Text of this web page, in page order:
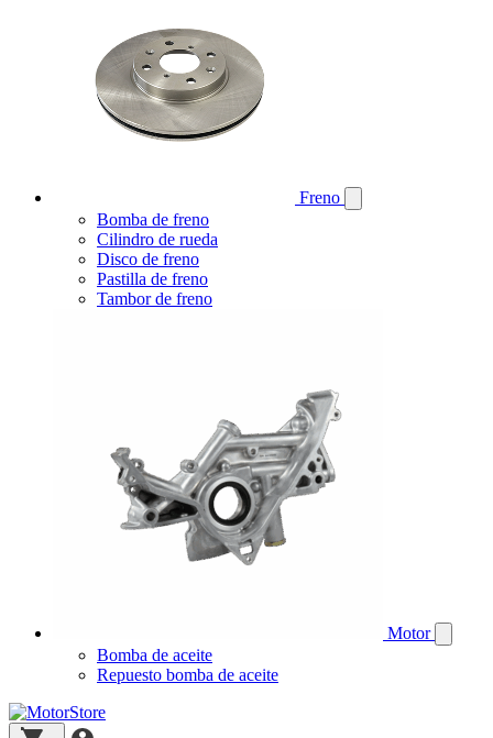
Freno
Bomba de freno
Cilindro de rueda
Disco de freno
Pastilla de freno
Tambor de freno
Motor
Bomba de aceite
Repuesto bomba de aceite